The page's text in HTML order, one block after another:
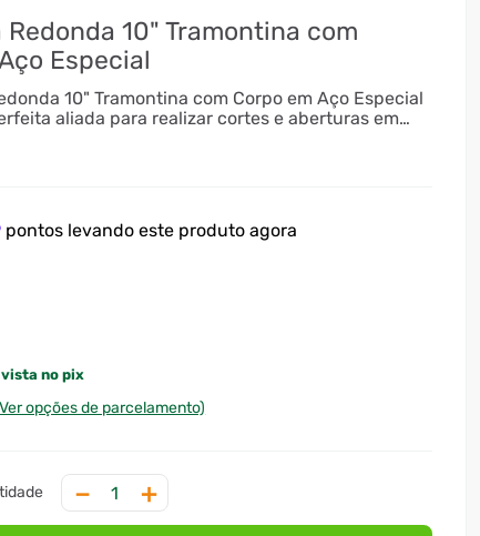
Redonda 10" Tramontina com
Especial
10" Tramontina com Corpo em Aço Especial
aliada para realizar cortes e aberturas em
A proteção contra corrosão é garantida pela
e sua resistência mecânica foi comprovada
garantia Tramontina que você já conhece e
pontos levando este produto agora
vista no pix
opções de parcelamento)
＋
－